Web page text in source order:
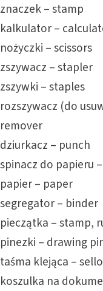
znaczek – stamp
kalkulator –
nożyczki – scissors
zszywacz – stapler
zszywki – staples
rozszywacz (do
remover
dziurkacz – punch
spinacz do papieru
papier – paper
segregator – binder
pieczątka – stamp,
pinezki – drawing
taśma klejąca –
koszulka na